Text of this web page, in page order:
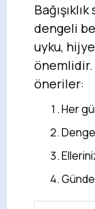
dengeli
uyku,
öneriler:
Her